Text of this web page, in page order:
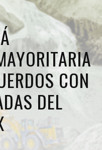
CON
DEL